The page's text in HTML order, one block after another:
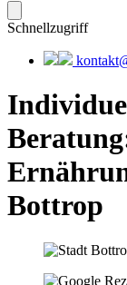
Schnellzugriff
Beratung
Bottrop